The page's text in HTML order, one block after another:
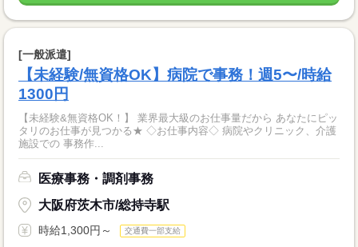
[一般派遣]
【未経験/無資格OK】病院で事務！週5〜/時給
1300円
【未経験&無資格OK！】 業界最大級のお仕事量だから あなたにピッ
タリのお仕事が見つかる★ ◇お仕事内容◇ 病院やクリニック、介護
施設での 事務作...
医療事務・調剤事務
大阪府茨木市/総持寺駅
時給1,300円～ 交通費一部支給